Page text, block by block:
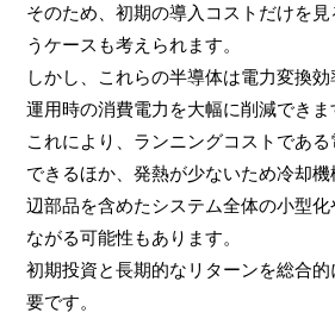
そのため、初期の導入コストだけを
うケースも考えられます。
しかし、これらの半導体は電力変換
運用時の消費電力を大幅に削減できま
これにより、ランニングコストであ
できるほか、発熱が少ないため冷却
辺部品を含めたシステム全体の小型
ながる可能性もあります。
初期投資と長期的なリターンを総合
要です。